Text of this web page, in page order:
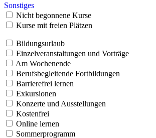
Sonstiges
Nicht begonnene Kurse
Kurse mit freien Plätzen
Bildungsurlaub
Einzelveranstaltungen und Vorträge
Am Wochenende
Berufsbegleitende Fortbildungen
Barrierefrei lernen
Exkursionen
Konzerte und Ausstellungen
Kostenfrei
Online lernen
Sommerprogramm